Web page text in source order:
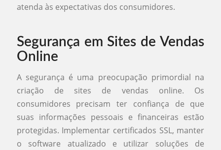
atenda às expectativas dos consumidores.
Segurança em Sites de Vendas
Online
A segurança é uma preocupação primordial na
criação de sites de vendas online. Os
consumidores precisam ter confiança de que
suas informações pessoais e financeiras estão
protegidas. Implementar certificados SSL, manter
o software atualizado e utilizar soluções de